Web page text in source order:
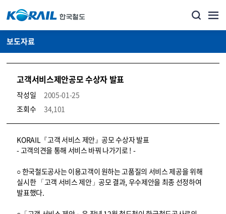
보도자료
고객서비스제안공모 수상자 발표
작성일
2005-01-25
조회수
34,101
뉴스·홍보_보도자료 상세보기 – 내용, 파일, 담당자 연락처로 구성
KORAIL『고객 서비스 제안』공모 수상자 발표
- 고객의견을 통해 서비스 바꿔 나가기로 ! -
○ 한국철도공사는 이용고객이 원하는 고품질의 서비스 제공을 위해
실시한 「고객 서비스 제안」공모 결과, 우수제안을 최종 선정하여
발표했다.